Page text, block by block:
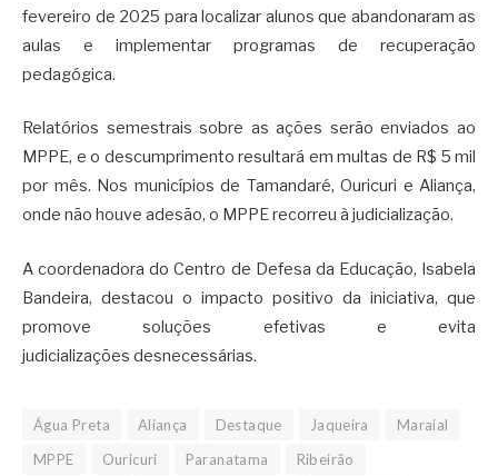
fevereiro de 2025 para localizar alunos que abandonaram as
aulas e implementar programas de recuperação
pedagógica.
Relatórios semestrais sobre as ações serão enviados ao
MPPE, e o descumprimento resultará em multas de R$ 5 mil
por mês. Nos municípios de Tamandaré, Ouricuri e Aliança,
onde não houve adesão, o MPPE recorreu à judicialização.
A coordenadora do Centro de Defesa da Educação, Isabela
Bandeira, destacou o impacto positivo da iniciativa, que
promove soluções efetivas e evita
judicializações desnecessárias.
Água Preta Aliança Destaque Jaqueira
Maraial
MPPE
Ouricuri Paranatama
Ribeirão